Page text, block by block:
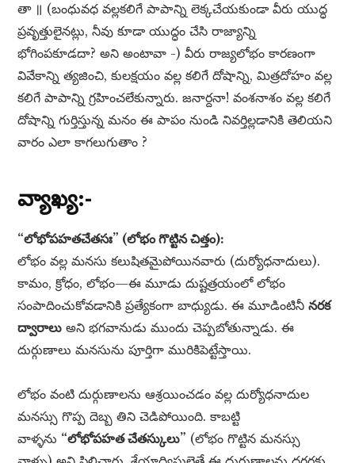
తా ॥ (బంధువధ వల్లకలిగే పాపాన్ని లెక్కచేయకుండా వీరు యుద్ధ
ప్రవృత్తులైనట్లు, నీవు కూడా యుద్ధం చేసి రాజ్యాన్ని
భోగింపకూడదా? అని అంటావా -) వీరు రాజ్యలోభం కారణంగా
వివేకాన్ని త్యజించి, కులక్షయం వల్ల కలిగే దోషాన్ని, మిత్రదోహం వల్ల
కలిగే పాపాన్ని గ్రహించలేకున్నారు. జనార్దనా! వంశనాశం వల్ల కలిగే
దోషాన్ని గుర్తిస్తున్న మనం ఈ పాపం నుండి నివర్తిల్లడానికి తెలియని
వారం ఎలా కాగలుగుతాం ?
వ్యాఖ్య:-
“లోభోపహతచేతసః” (లోభం గొట్టిన చిత్తం):
లోభం వల్ల మనసు కలుషితమైపోయినవారు (దుర్యోధనాదులు).
కామం, క్రోధం, లోభం—ఈ మూడు దుష్టత్రయంలో లోభం
సంపాదించుకోవడానికి ప్రత్యేకంగా బాధ్యుడు. ఈ మూడింటినీనరక
ద్వారాలు అని భగవానుడు ముందు చెప్పబోతున్నాడు. ఈ
దుర్గుణాలు మనసును పూర్తిగా మురికిపెట్టేస్తాయి.
లోభం వంటి దుర్గుణాలను ఆశ్రయించడం వల్ల దుర్యోధనాదుల
మనస్సు గొప్ప దెబ్బ తిని చెడిపోయింది. కాబట్టి
వాళ్ళను “లోభోపహత చేతస్కులు” (లోభం గొట్టిన మనస్సు